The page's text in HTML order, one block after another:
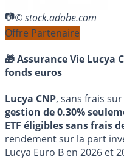
© stock.adobe.com
Offre Partenaire
🎁 Assurance Vie Lucya
fonds euros
Lucya CNP, sans frais
gestion de 0.30%
ETF éligibles sans frais
rendement sur la part
Lucya Euro B en 2026 et